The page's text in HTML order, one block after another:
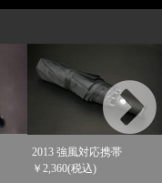
2013 強風対応携帯
￥2,360(税込)